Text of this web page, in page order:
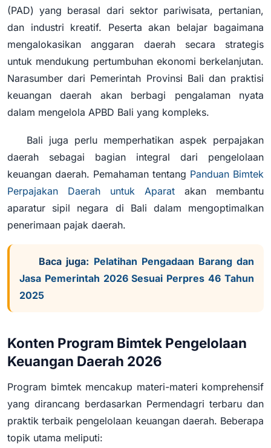
(PAD) yang berasal dari sektor pariwisata, pertanian,
dan industri kreatif. Peserta akan belajar bagaimana
mengalokasikan anggaran daerah secara strategis
untuk mendukung pertumbuhan ekonomi berkelanjutan.
Narasumber dari Pemerintah Provinsi Bali dan praktisi
keuangan daerah akan berbagi pengalaman nyata
dalam mengelola APBD Bali yang kompleks.
Bali juga perlu memperhatikan aspek perpajakan
daerah sebagai bagian integral dari pengelolaan
keuangan daerah. Pemahaman tentang Panduan Bimtek
Perpajakan Daerah untuk Aparat akan membantu
aparatur sipil negara di Bali dalam mengoptimalkan
penerimaan pajak daerah.
Baca juga: Pelatihan Pengadaan Barang dan
Jasa Pemerintah 2026 Sesuai Perpres 46 Tahun
2025
Konten Program Bimtek Pengelolaan
Keuangan Daerah 2026
Program bimtek mencakup materi-materi komprehensif
yang dirancang berdasarkan Permendagri terbaru dan
praktik terbaik pengelolaan keuangan daerah. Beberapa
topik utama meliputi: